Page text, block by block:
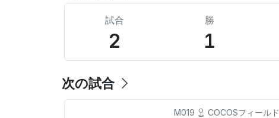
試合
2
勝
1
次の試合
M019 COCOSフィールド